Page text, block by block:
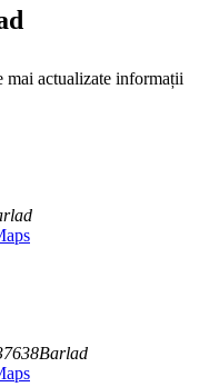
mai actualizate informații
Barlad